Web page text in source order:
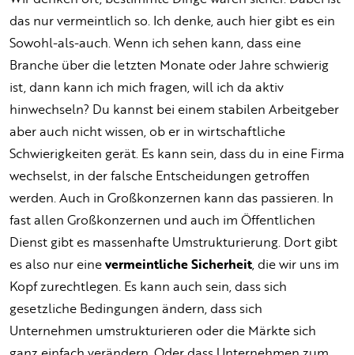
das nur vermeintlich so. Ich denke, auch hier gibt es ein
Sowohl-als-auch. Wenn ich sehen kann, dass eine
Branche über die letzten Monate oder Jahre schwierig
ist, dann kann ich mich fragen, will ich da aktiv
hinwechseln? Du kannst bei einem stabilen Arbeitgeber
aber auch nicht wissen, ob er in wirtschaftliche
Schwierigkeiten gerät. Es kann sein, dass du in eine Firma
wechselst, in der falsche Entscheidungen getroffen
werden. Auch in Großkonzernen kann das passieren. In
fast allen Großkonzernen und auch im Öffentlichen
Dienst gibt es massenhafte Umstrukturierung. Dort gibt
es also nur einevermeintliche Sicherheit , die wir uns im
Kopf zurechtlegen. Es kann auch sein, dass sich
gesetzliche Bedingungen ändern, dass sich
Unternehmen umstrukturieren oder die Märkte sich